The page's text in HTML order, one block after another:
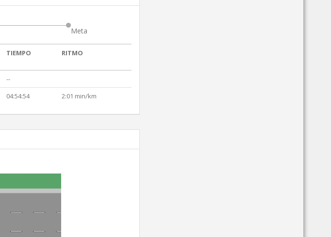
Meta
TIEMPO RITMO
--
04:54:54 2:01 min/km